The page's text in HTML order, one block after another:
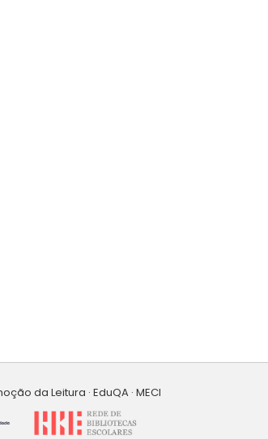
da Leitura · EduQA · MECI